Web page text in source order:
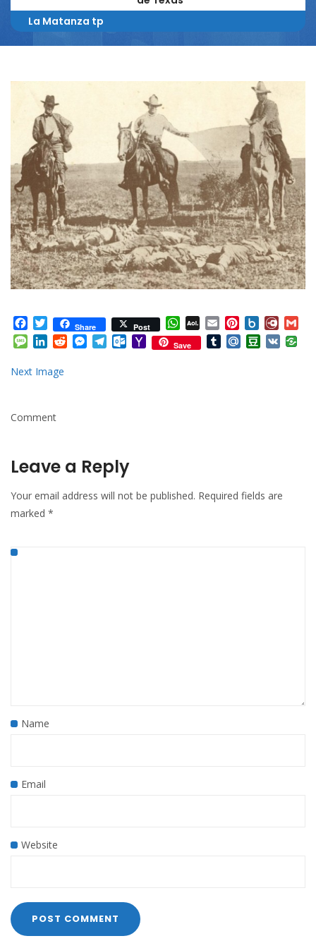
La Matanza tp
Facebook
TwitterShare Post WhatsApp
AOL
Mail
Email Pinterest
Box.net
Message
LinkedInRedditMessenger
TelegramOutlook.com
YahooSave TumblrMail.RuDouban
VK
Next Image
Comment
Leave a Reply
Your email address will not be published. Required fields are
marked *
Name
Email
Website